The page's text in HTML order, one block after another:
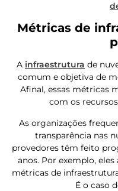
Métricas de
A infraestrutura de
comum e objetiva de
Afinal, essas métricas
com os
As organizações
transparência nas
provedores têm feito
anos. Por exemplo,
métricas de
É o caso